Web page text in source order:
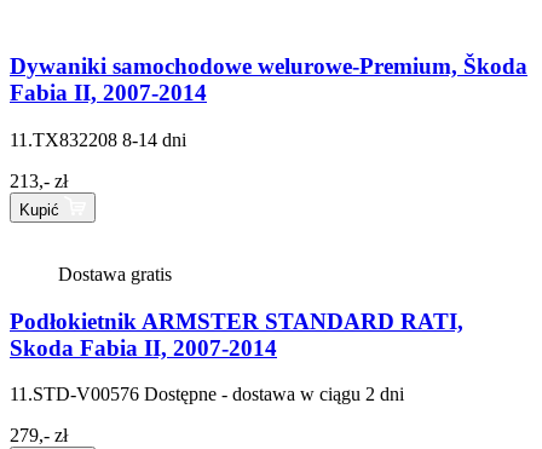
Dywaniki samochodowe welurowe-Premium, Škoda
Fabia II, 2007-2014
11.TX832208 8-14 dni
213,- zł
Kupić
Dostawa gratis
Podłokietnik ARMSTER STANDARD RATI,
Skoda Fabia II, 2007-2014
11.STD-V00576 Dostępne - dostawa w ciągu 2 dni
279,- zł